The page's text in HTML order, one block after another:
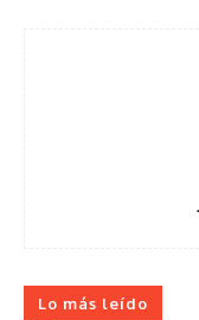
Lo más leído